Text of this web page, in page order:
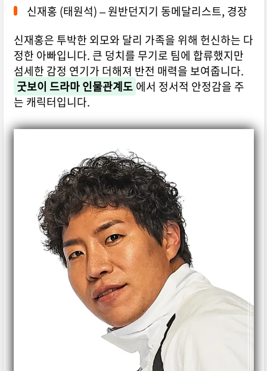
신재홍 (태원석) – 원반던지기 동메달리스트, 경장
신재홍은 투박한 외모와 달리 가족을 위해 헌신하는 다
정한 아빠입니다. 큰 덩치를 무기로 팀에 합류했지만
섬세한 감정 연기가 더해져 반전 매력을 보여줍니다.
굿보이 드라마 인물관계도 에서 정서적 안정감을 주
는 캐릭터입니다.